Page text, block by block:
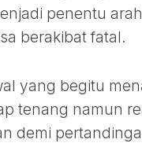
penentu
berakibat fatal.
yang begitu
tenang namun
demi